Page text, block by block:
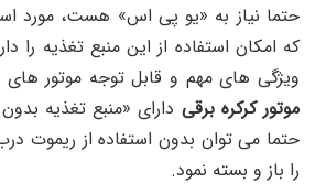
حتما نیاز به «یو پی اس» هست، مورد
که امکان استفاده از این منبع تغذیه را
ویژگی های مهم و قابل توجه موتور های
موتور کرکره برقی
حتما می توان بدون استفاده از ریموت
را باز و بسته نمود.